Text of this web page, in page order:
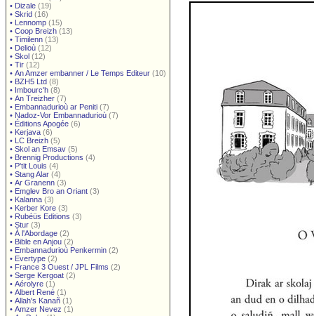
• Dizale (19)
• Skrid (16)
• Lennomp (15)
• Coop Breizh (13)
• Timilenn (13)
• Delioù (12)
• Skol (12)
• Tir (12)
• An Amzer embanner / Le Temps Editeur (10)
• BZH5 Ltd (8)
• Imbourc'h (8)
• An Treizher (7)
• Embannadurioù ar Peniti (7)
• Nadoz-Vor Embannadurioù (7)
• Éditions Apogée (6)
• Kerjava (6)
• LC Breizh (5)
• Skol an Emsav (5)
• Brennig Productions (4)
• P'tit Louis (4)
• Stang Alar (4)
• Ar Granenn (3)
• Emglev Bro an Oriant (3)
• Kalanna (3)
• Kerber Kore (3)
• Rubéüs Editions (3)
• Stur (3)
• À l'Abordage (2)
• Bible en Anjou (2)
• Embannadurioù Penkermin (2)
• Evertype (2)
• France 3 Ouest / JPL Films (2)
• Serge Kergoat (2)
• Aérolyre (1)
• Albert René (1)
• Allah's Kanañ (1)
• Amzer Nevez (1)